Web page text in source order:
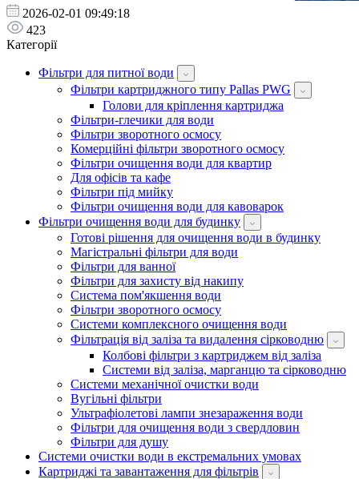
2026-02-01 09:49:18
423
Категорії
Фільтри для питної води
Фільтри картриджного типу Pallas PWG
Голови для кріплення картриджа
Фільтри-глечики для води
Фільтри зворотного осмосу
Комерційні фільтри зворотного осмосу
Фільтри очищення води для квартир
Для офісів та кафе
Фільтри під мийку
Фільтри очищення води для кавоварок
Фільтри очищення води для будинку
Готові рішення для очищення води в будинку
Магістральні фільтри для води
Фільтри для ванної
Фільтри для захисту від накипу
Система пом'якшення води
Фільтри зворотного осмосу
Системи комплексного очищення води
Фільтрація від заліза та видалення сірководню
Колбові фільтри з картриджем від заліза
Системи від заліза, марганцю та сірководню
Системи механічної очистки води
Вугільні фільтри
Ультрафіолетові лампи знезараження води
Фільтри для очищення води з свердловин
Фільтри для душу
Системи очистки води в екстремальних умовах
Картриджі та завантаження для фільтрів